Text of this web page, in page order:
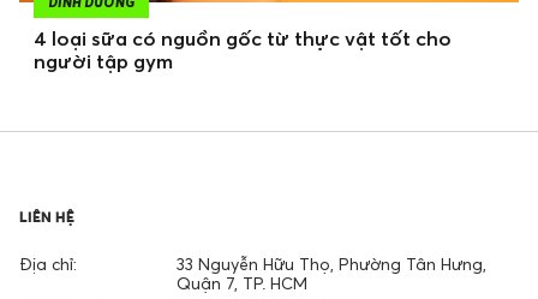
4 loại sữa có nguồn gốc từ thực vật tốt cho
người tập gym
LIÊN HỆ
Địa chỉ:
33 Nguyễn Hữu Thọ, Phường Tân Hưng,
Quận 7, TP. HCM